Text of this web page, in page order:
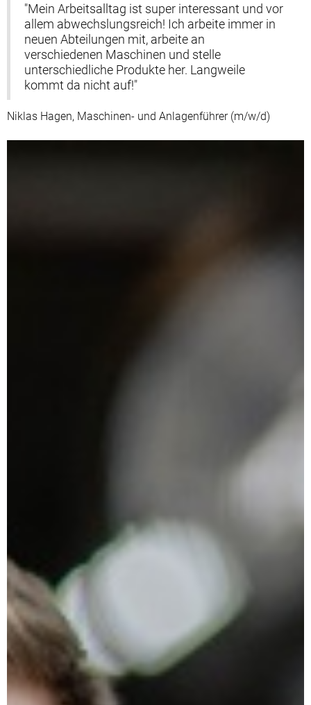
"Mein Arbeitsalltag ist super interessant und vor
allem abwechslungsreich! Ich arbeite immer in
neuen Abteilungen mit, arbeite an
verschiedenen Maschinen und stelle
unterschiedliche Produkte her. Langweile
kommt da nicht auf!"
Niklas Hagen, Maschinen- und Anlagenführer (m/w/d)